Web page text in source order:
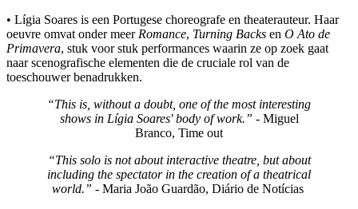
• Lígia Soares is een Portugese choreografe en theaterauteur. Haar
oeuvre omvat onder meer Romance, Turning Backs en O Ato de
Primavera, stuk voor stuk performances waarin ze op zoek gaat
naar scenografische elementen die de cruciale rol van de
toeschouwer benadrukken.
“This is, without a doubt, one of the most interesting
shows in Lígia Soares' body of work.” - Miguel
Branco, Time out
“This solo is not about interactive theatre, but about
including the spectator in the creation of a theatrical
world.” - Maria João Guardão, Diário de Notícias